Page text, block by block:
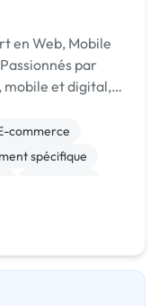
en Web, Mobile
mobile et digital,
est de créer...
commerce
spécifique